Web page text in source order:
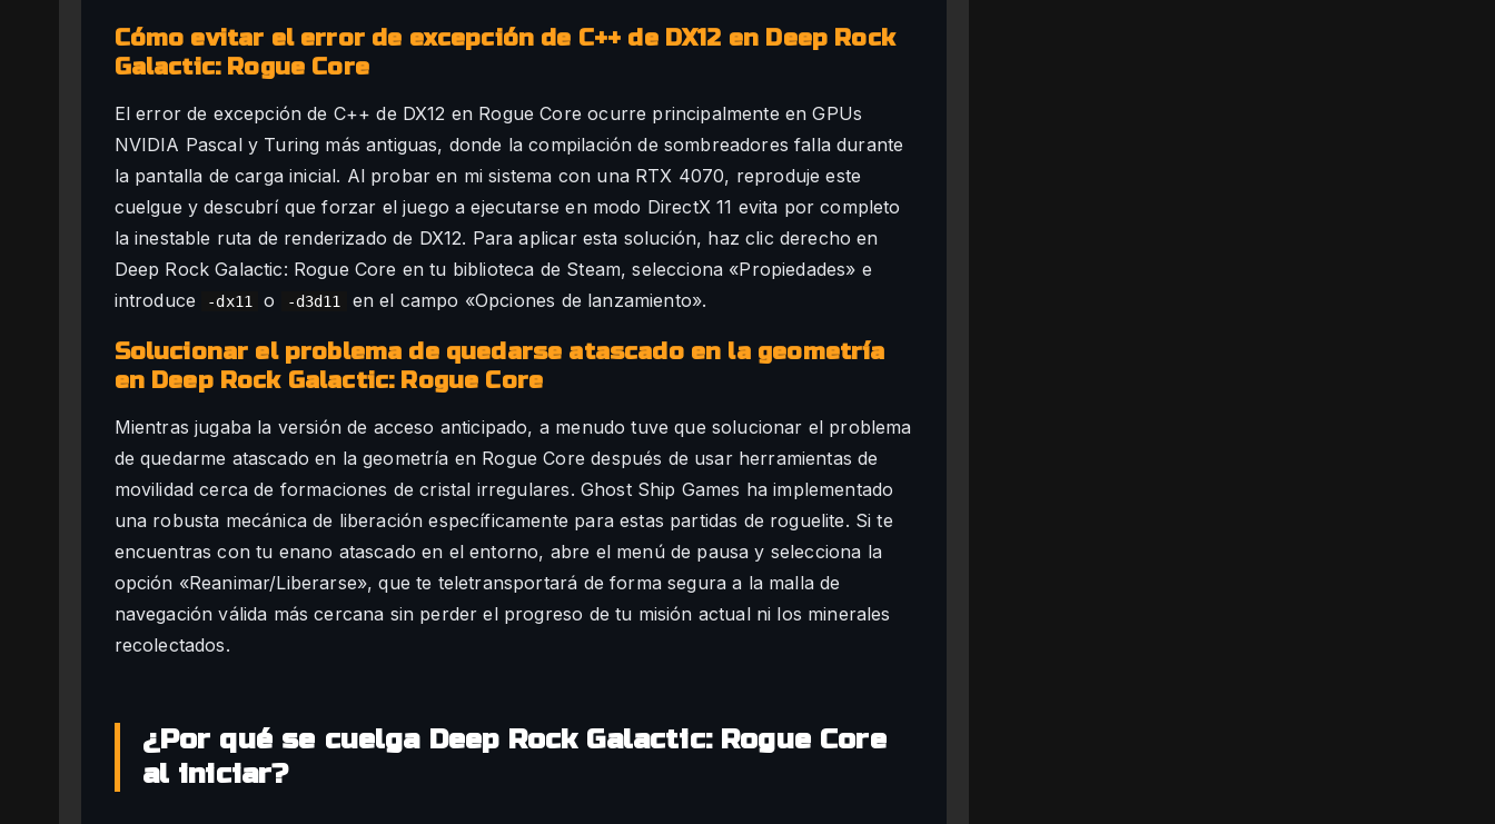
Cómo evitar el error de excepción de C++ de DX12 en Deep Rock
Galactic: Rogue Core
El error de excepción de C++ de DX12 en Rogue Core ocurre principalmente en GPUs
NVIDIA Pascal y Turing más antiguas, donde la compilación de sombreadores falla durante
la pantalla de carga inicial. Al probar en mi sistema con una RTX 4070, reproduje este
cuelgue y descubrí que forzar el juego a ejecutarse en modo DirectX 11 evita por completo
la inestable ruta de renderizado de DX12. Para aplicar esta solución, haz clic derecho en
Deep Rock Galactic: Rogue Core en tu biblioteca de Steam, selecciona «Propiedades» e
introduce
-dx11 o -d3d11 en el campo «Opciones de lanzamiento».
Solucionar el problema de quedarse atascado en la geometría
en Deep Rock Galactic: Rogue Core
Mientras jugaba la versión de acceso anticipado, a menudo tuve que solucionar el problema
de quedarme atascado en la geometría en Rogue Core después de usar herramientas de
movilidad cerca de formaciones de cristal irregulares. Ghost Ship Games ha implementado
una robusta mecánica de liberación específicamente para estas partidas de roguelite. Si te
encuentras con tu enano atascado en el entorno, abre el menú de pausa y selecciona la
opción «Reanimar/Liberarse», que te teletransportará de forma segura a la malla de
navegación válida más cercana sin perder el progreso de tu misión actual ni los minerales
recolectados.
¿Por qué se cuelga Deep Rock Galactic: Rogue Core
al iniciar?